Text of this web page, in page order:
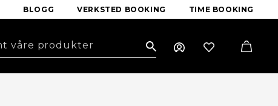
BLOGG VERKSTED BOOKING TIME BOOKING
Search